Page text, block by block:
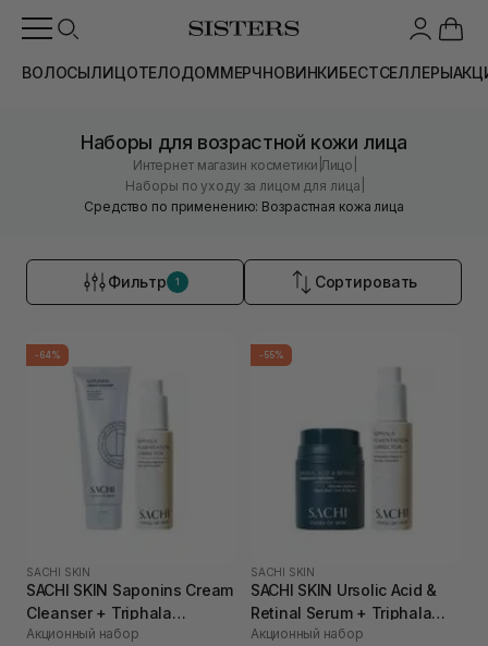
ВОЛОСЫЛИЦОТЕЛОДОММЕРЧНОВИНКИБЕСТСЕЛЛЕРЫ
Наборы для возрастной кожи лица
Интернет магазин косметики Лицо
Наборы по уходу за лицом для лица
Средство по применению: Возрастная кожа лица
Фильтр 1 Сортировать
-64%
SACHI SKIN
SACHI SKIN Saponins Cream
Cleanser + Triphala
Pigmentation Corrector
Акционный набор
-55%
SACHI SKIN
SACHI SKIN Ursolic Acid &
Retinal Serum + Triphala
Pigmentation Corrector
Акционный набор